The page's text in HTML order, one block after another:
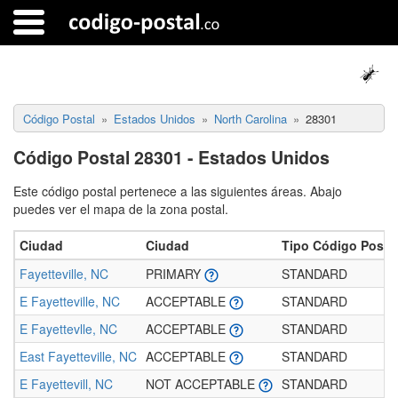
Código Postal Estados Unidos North Carolina 28301
Código Postal 28301 - Estados Unidos
Este código postal pertenece a las siguientes áreas. Abajo
puedes ver el mapa de la zona postal.
Ciudad Ciudad
Tipo Código Postal
Fayetteville, NC
PRIMARY
STANDARD
E Fayetteville, NC
ACCEPTABLE
STANDARD
E Fayettevlle, NC
ACCEPTABLE
STANDARD
East Fayetteville, NC ACCEPTABLE
STANDARD
E Fayettevill, NC
NOT ACCEPTABLE STANDARD